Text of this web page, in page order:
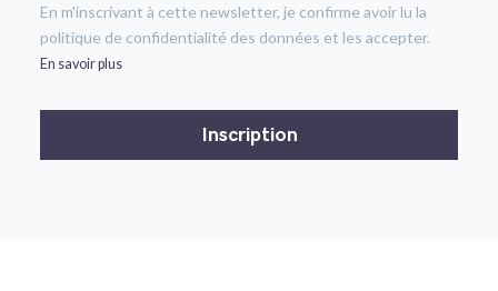
En m'inscrivant à cette newsletter, je confirme avoir lu la
politique de confidentialité des données et les accepter.
En savoir plus